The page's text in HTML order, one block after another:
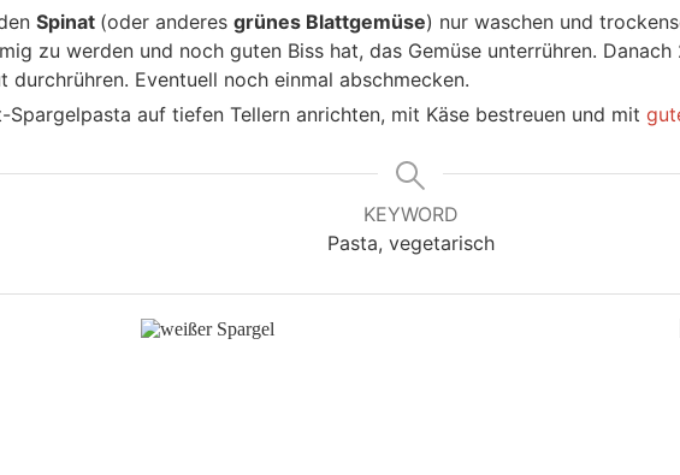
Spinat (oder anderes grünes Blattgemüse) nur waschen und
zu werden und noch guten Biss hat, das Gemüse unterrühren. Danach
durchrühren. Eventuell noch einmal abschmecken.
Spargelpasta auf tiefen Tellern anrichten, mit Käse bestreuen und mit
KEYWORD
Pasta, vegetarisch